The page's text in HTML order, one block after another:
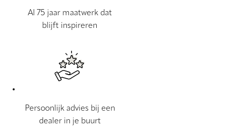
Al 75 jaar maatwerk dat
blijft inspireren
Persoonlijk advies bij een
dealer in je buurt